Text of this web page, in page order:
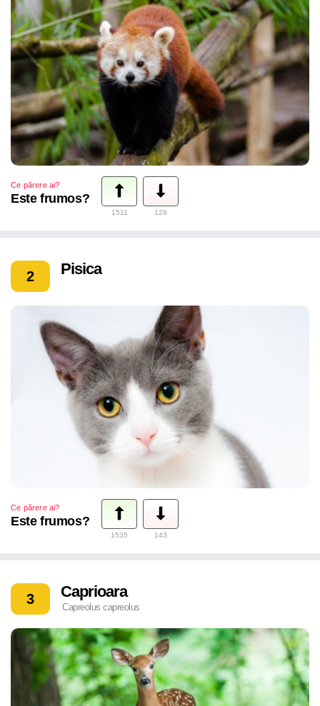
pamant. Asadar, nu uitati sa votati care considerati ca este
cel mai frumos animal.
Ce părere ai?
Este frumos?
1511 128
2 Pisica
Ce părere ai?
Este frumos?
1535 143
3 Caprioara
Capreolus capreolus